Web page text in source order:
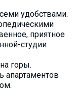
удобствами.
приятное
студии
горы.
апартаментов